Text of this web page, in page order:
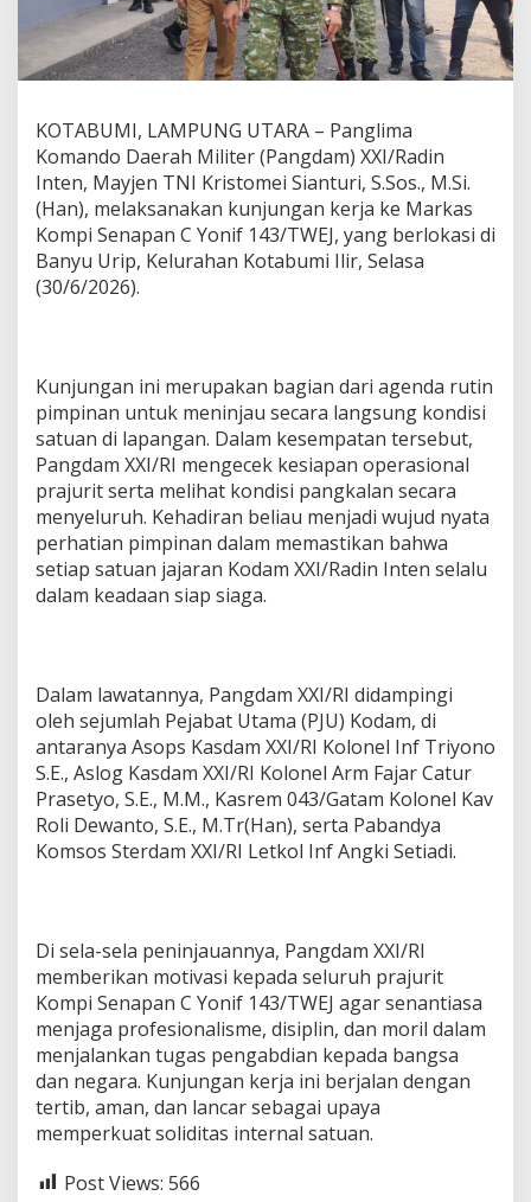
t
d
i
K
t
a
b
u
m
i
I
g
D
i
t
e
k
a
n
k
a
g
d
a
m
X
X
I
/
KOTABUMI, LAMPUNG UTARA – Panglima
Komando Daerah Militer (Pangdam) XXI/Radin
Inten, Mayjen TNI Kristomei Sianturi, S.Sos., M.Si.
(Han), melaksanakan kunjungan kerja ke Markas
Kompi Senapan C Yonif 143/TWEJ, yang berlokasi di
Banyu Urip, Kelurahan Kotabumi Ilir, Selasa
(30/6/2026).
Kunjungan ini merupakan bagian dari agenda rutin
pimpinan untuk meninjau secara langsung kondisi
satuan di lapangan. Dalam kesempatan tersebut,
Pangdam XXI/RI mengecek kesiapan operasional
prajurit serta melihat kondisi pangkalan secara
menyeluruh. Kehadiran beliau menjadi wujud nyata
perhatian pimpinan dalam memastikan bahwa
setiap satuan jajaran Kodam XXI/Radin Inten selalu
dalam keadaan siap siaga.
Dalam lawatannya, Pangdam XXI/RI didampingi
oleh sejumlah Pejabat Utama (PJU) Kodam, di
antaranya Asops Kasdam XXI/RI Kolonel Inf Triyono
S.E., Aslog Kasdam XXI/RI Kolonel Arm Fajar Catur
Prasetyo, S.E., M.M., Kasrem 043/Gatam Kolonel Kav
Roli Dewanto, S.E., M.Tr(Han), serta Pabandya
Komsos Sterdam XXI/RI Letkol Inf Angki Setiadi.
Di sela-sela peninjauannya, Pangdam XXI/RI
memberikan motivasi kepada seluruh prajurit
Kompi Senapan C Yonif 143/TWEJ agar senantiasa
menjaga profesionalisme, disiplin, dan moril dalam
menjalankan tugas pengabdian kepada bangsa
dan negara. Kunjungan kerja ini berjalan dengan
tertib, aman, dan lancar sebagai upaya
memperkuat soliditas internal satuan.
Post Views: 566